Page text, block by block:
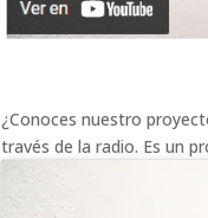
¿Conoces nuestro
través de la radio. Es un